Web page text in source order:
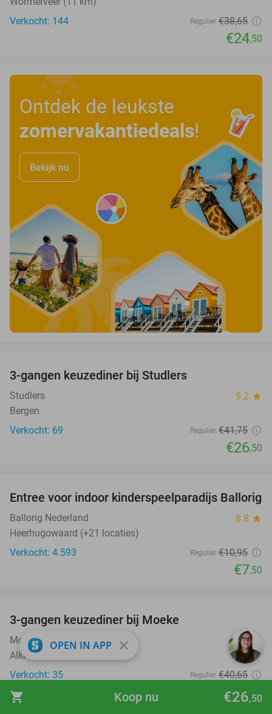
shopping_cart €26,50
Koop nu
Verkocht: 144
Regulier €38,65
€24,50
Ontdek de leukste
zomervakantiedeals!
Bekijk nu
3-gangen keuzediner bij Studlers
Studlers 9.2 star
Bergen
Verkocht: 69
Regulier €41,75
€26,50
32%
Entree voor indoor kinderspeelparadijs Ballorig
Ballorig Nederland 8.8 star
Heerhugowaard (+21 locaties)
Verkocht: 4.593
Regulier €10,95
€7,50
3-gangen keuzediner bij Moeke
Moeke 9.2star
Alkmaar
Verkocht: 35
Regulier €40,65
€24 ,50
OPEN IN APP close